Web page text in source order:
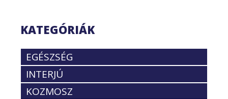
KATEGÓRIÁK
EGÉSZSÉG
INTERJÚ
KOZMOSZ